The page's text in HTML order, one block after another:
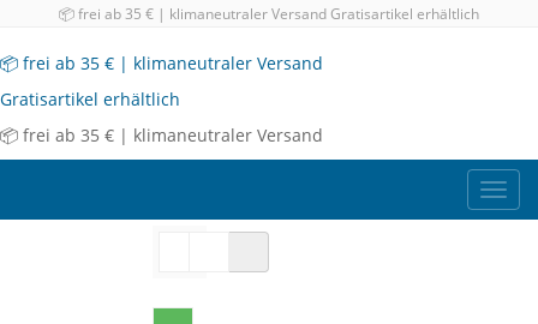
📦 frei ab 35 € | klimaneutraler VersandGratisartikel erhältlich
📦 frei ab 35 € | klimaneutraler Versand
Gratisartikel erhältlich
📦 frei ab 35 € | klimaneutraler Versand